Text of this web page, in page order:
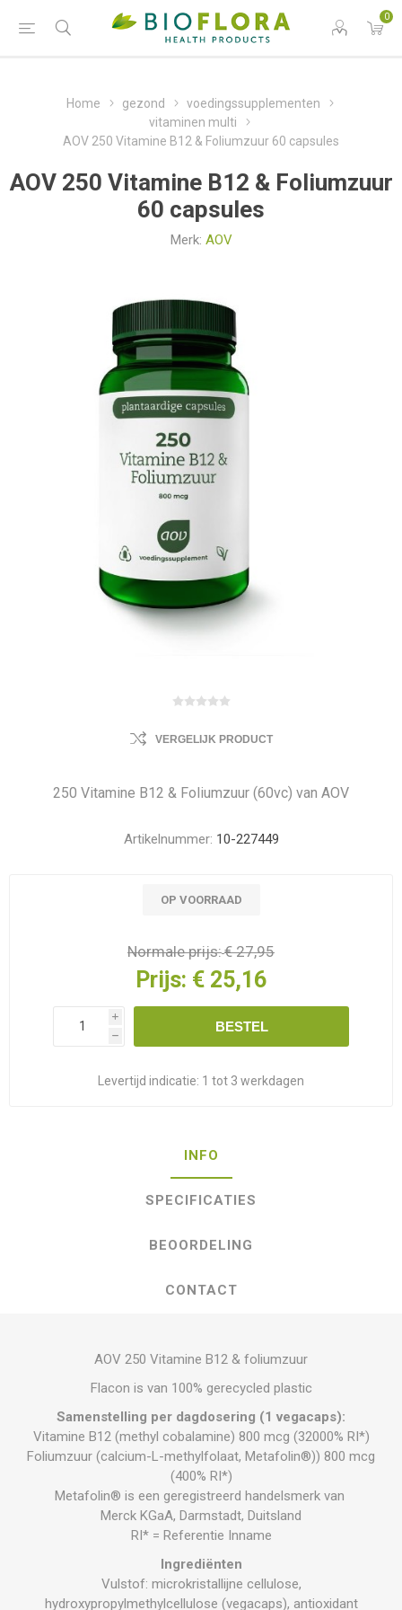
0
Home gezond
voedingssupplementen
vitaminen multi
AOV 250 Vitamine B12 & Foliumzuur 60 capsules
AOV 250 Vitamine B12 & Foliumzuur
60 capsules
Merk: AOV
VERGELIJK PRODUCT
250 Vitamine B12 & Foliumzuur (60vc) van AOV
Artikelnummer: 10-227449
OP VOORRAAD
Normale prijs:€ 27,95
Prijs: € 25,16
i
h
BESTEL
Levertijd indicatie: 1 tot 3 werkdagen
INFO
SPECIFICATIES
BEOORDELING
CONTACT
AOV 250 Vitamine B12 & foliumzuur
Flacon is van 100% gerecycled plastic
Samenstelling per dagdosering (1 vegacaps):
Vitamine B12 (methyl cobalamine) 800 mcg (32000% RI*)
Foliumzuur (calcium-L-methylfolaat, Metafolin®)) 800 mcg
(400% RI*)
Metafolin® is een geregistreerd handelsmerk van
Merck KGaA, Darmstadt, Duitsland
RI* = Referentie Inname
Ingrediënten
Vulstof: microkristallijne cellulose,
hydroxypropylmethylcellulose (vegacaps), antioxidant